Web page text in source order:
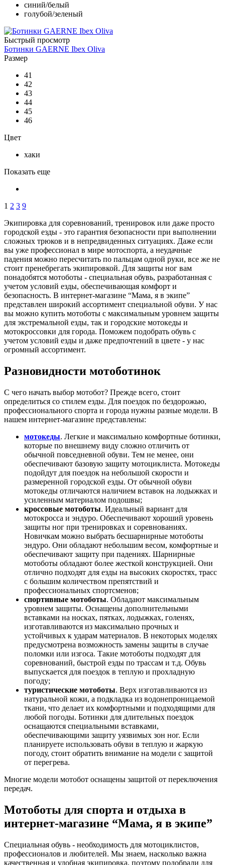
синий/белый
голубой/зеленый
Быстрый просмотр
Ботинки GAERNE Ibex Oliva
Размер
41
42
43
44
45
46
Цвет
хаки
Показать еще
1 2 3 9
Экипировка для соревнований, тренировок или даже просто
городской езды - это гарантия безопасности при выполнении
сложных трюков и в непредвиденных ситуациях. Даже если
вы уже профессионал в мире мотоспорта, а неудачные
падения можно пересчитать по пальцам одной руки, все же не
стоит пренебрегать экипировкой. Для защиты ног вам
понадобятся мотоботы - специальная обувь, разработанная с
учетом условий езды, обеспечивающая комфорт и
безопасность. В интернет-магазине “Мама, я в экипе”
представлен широкий ассортимент специальной обуви. У нас
вы можно купить мотоботы с максимальным уровнем защиты
для экстремальной езды, так и городские мотокеды и
мотокроссовки для города. Поможем подобрать обувь с
учетом условий езды и даже предпочтений в цвете - у нас
огромный ассортимент.
Разновидности мотоботинок
С чего начать выбор мотобот? Прежде всего, стоит
определиться со стилем езды. Для поездок по бездорожью,
профессионального спорта и города нужны разные модели. В
нашем интернет-магазине представлены:
мотокеды. Легкие и максимально комфортные ботинки,
которые по внешнему виду сложно отличить от
обычной повседневной обуви. Тем не менее, они
обеспечивают базовую защиту мотоциклиста. Мотокеды
подойдут для поездок на небольшой скорости и
размеренной городской езды. От обычной обуви
мотокеды отличаются наличием вставок на лодыжках и
усиленным материалом подошвы;
кроссовые мотоботы. Идеальный вариант для
мотокросса и эндуро. Обеспечивают хороший уровень
защиты ног при тренировках и соревнованиях.
Новичкам можно выбрать бесшарнирные мотоботы
эндуро. Они обладают небольшим весом, комфортные и
обеспечивают защиту при падениях. Шарнирные
мотоботы обладают более жесткой конструкцией. Они
отлично подходят для езды на высоких скоростях, трасс
с большим количеством препятствий и
профессиональных спортсменов;
спортивные мотоботы. Обладают максимальным
уровнем защиты. Оснащены дополнительными
вставками на носках, пятках, лодыжках, голенях,
изготавливаются из максимально прочных и
устойчивых к ударам материалов. В некоторых моделях
предусмотрена возможность замены защиты в случае
поломки или изгоса. Такие мотоботы подходят для
соревнований, быстрой езды по трассам и т.д. Обувь
выпускается для поездок в теплую и прохладную
погоду;
туристические мотоботы. Верх изготавливаются из
натуральной кожи, а подкладка из водонепроницаемой
ткани, что делает их комфортными и подходящими для
любой погоды. Ботинки для длительных поездок
оснащаются специальными вставками,
обеспечивающими защиту уязвимых зон ног. Если
планируете использовать обуви в теплую и жаркую
погоду, стоит обратить внимание на модели с защитой
от перегрева.
Многие модели мотобот оснащены защитой от переключения
передач.
Мотоботы для спорта и отдыха в
интернет-магазине “Мама, я в экипе”
Специальная обувь - необходимость для мотоциклистов,
профессионалов и любителей. Мы знаем, насколько важна
качественная и удобная экипировка, поэтому подобрали для